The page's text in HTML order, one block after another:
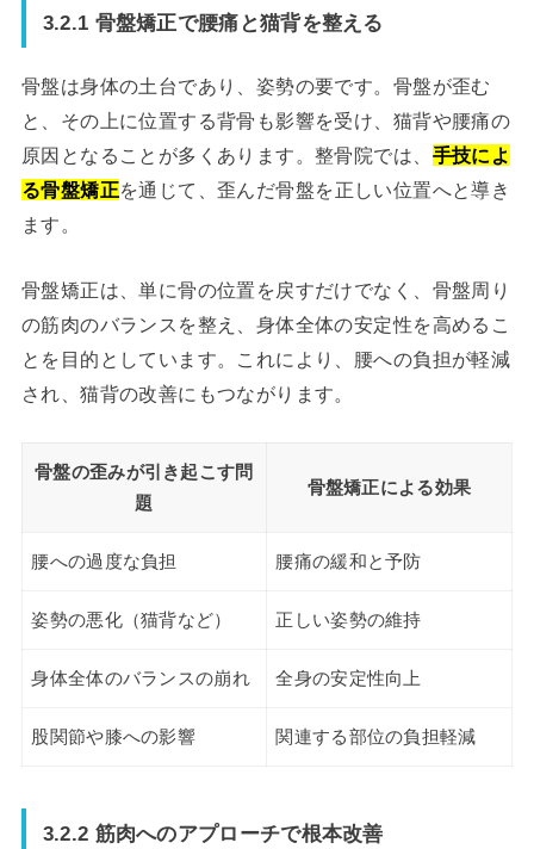
3.2.1 骨盤矯正で腰痛と猫背を整える
骨盤は身体の土台であり、姿勢の要です。骨盤が歪む
と、その上に位置する背骨も影響を受け、猫背や腰痛の
原因となることが多くあります。整骨院では、 手技によ
る骨盤矯正を通じて、歪んだ骨盤を正しい位置へと導き
ます。
骨盤矯正は、単に骨の位置を戻すだけでなく、骨盤周り
の筋肉のバランスを整え、身体全体の安定性を高めるこ
とを目的としています。これにより、腰への負担が軽減
され、猫背の改善にもつながります。
骨盤の歪みが引き起こす問
題
骨盤矯正による効果
腰への過度な負担 腰痛の緩和と予防
姿勢の悪化（猫背など） 正しい姿勢の維持
身体全体のバランスの崩れ 全身の安定性向上
股関節や膝への影響 関連する部位の負担軽減
3.2.2 筋肉へのアプローチで根本改善